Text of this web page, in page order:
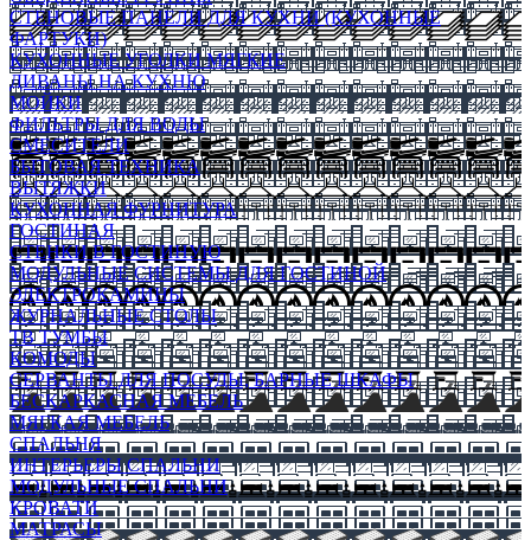
СТЕНОВЫЕ ПАНЕЛИ ДЛЯ КУХНИ (КУХОННЫЕ
ФАРТУКИ)
КУХОННЫЕ УГОЛКИ МЯГКИЕ
ДИВАНЫ НА КУХНЮ
МОЙКИ
ФИЛЬТРЫ ДЛЯ ВОДЫ
СМЕСИТЕЛИ
БЫТОВАЯ ТЕХНИКА
ВЫТЯЖКИ
КУХОННАЯ ФУРНИТУРА
ГОСТИНАЯ
СТЕНКИ В ГОСТИНУЮ
МОДУЛЬНЫЕ СИСТЕМЫ ДЛЯ ГОСТИНОЙ
ЭЛЕКТРОКАМИНЫ
ЖУРНАЛЬНЫЕ СТОЛЫ
ТВ ТУМБЫ
КОМОДЫ
СЕРВАНТЫ ДЛЯ ПОСУДЫ, БАРНЫЕ ШКАФЫ
БЕСКАРКАСНАЯ МЕБЕЛЬ
МЯГКАЯ МЕБЕЛЬ
СПАЛЬНЯ
ИНТЕРЬЕРЫ СПАЛЬНИ
МОДУЛЬНЫЕ СПАЛЬНИ
КРОВАТИ
МАТРАСЫ